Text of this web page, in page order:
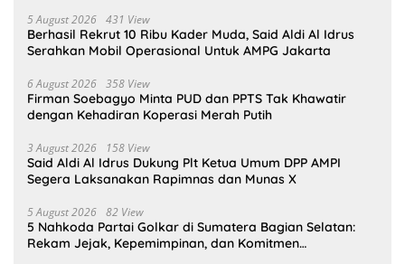
5 August 2026 431 View
Berhasil Rekrut 10 Ribu Kader Muda, Said Aldi Al Idrus
Serahkan Mobil Operasional Untuk AMPG Jakarta
6 August 2026 358 View
Firman Soebagyo Minta PUD dan PPTS Tak Khawatir
dengan Kehadiran Koperasi Merah Putih
3 August 2026 158 View
Said Aldi Al Idrus Dukung Plt Ketua Umum DPP AMPI
Segera Laksanakan Rapimnas dan Munas X
5 August 2026 82 View
5 Nahkoda Partai Golkar di Sumatera Bagian Selatan:
Rekam Jejak, Kepemimpinan, dan Komitmen